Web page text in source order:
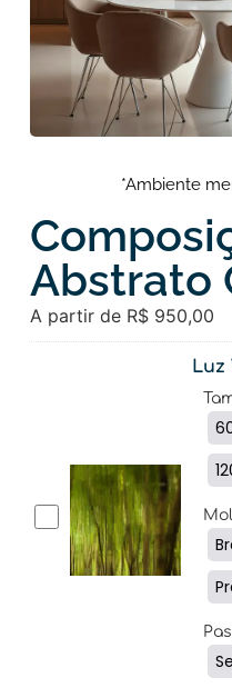
*Ambiente
Abstrato
A partir de R$ 950,00
Luz